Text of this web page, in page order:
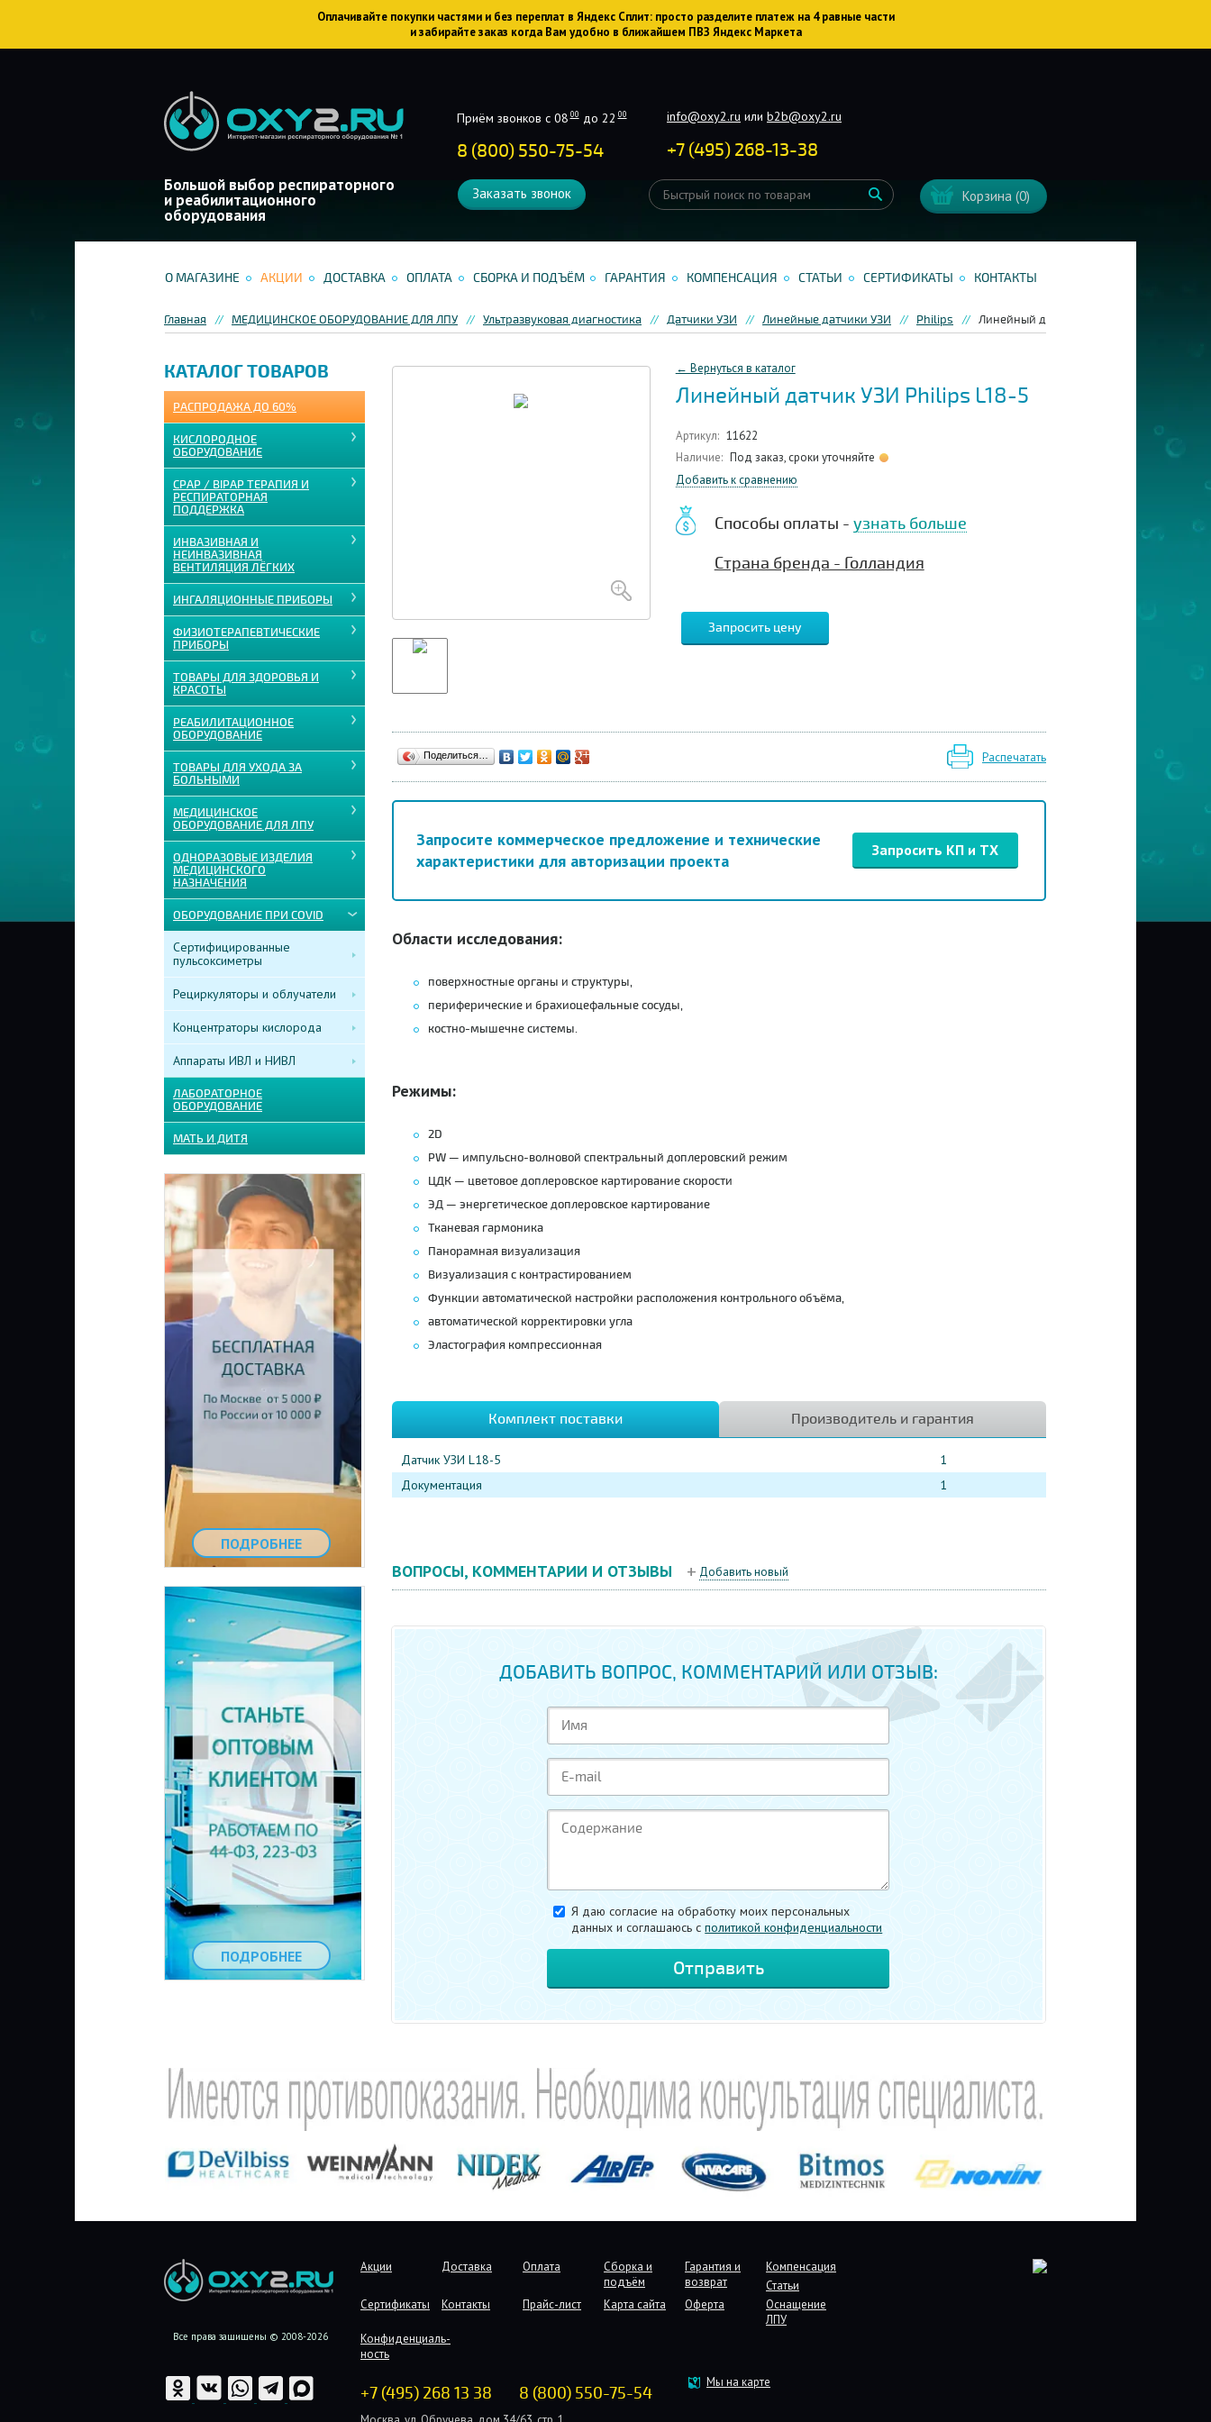
Оплачивайте покупки частями и без переплат в Яндекс Сплит: просто разделите платеж на 4 равные части
и забирайте заказ когда Вам удобно в ближайшем ПВЗ Яндекс Маркета
Большой выбор респираторного
и реабилитационного
оборудования
Приём звонков с 08 00до 22 00
8 (800) 550-75-54
info@oxy2.ru илиb2b@oxy2.ru
+7 (495) 268-13-38
Заказать звонок Корзина(0)
О МАГАЗИНЕ АКЦИИ ДОСТАВКА ОПЛАТА СБОРКА И ПОДЪЁМ ГАРАНТИЯ КОМПЕНСАЦИЯ СТАТЬИ СЕРТИФИКАТЫ КОНТАКТЫ
Главная МЕДИЦИНСКОЕ ОБОРУДОВАНИЕ ДЛЯ ЛПУ Ультразвуковая диагностика Датчики УЗИ Линейные датчики УЗИ Philips Линейный датчик УЗИ Philips L18-5
КАТАЛОГ ТОВАРОВ
РАСПРОДАЖА ДО 60%
КИСЛОРОДНОЕ
ОБОРУДОВАНИЕ
CPAP / BIPAP ТЕРАПИЯ И
РЕСПИРАТОРНАЯ
ПОДДЕРЖКА
ИНВАЗИВНАЯ И
НЕИНВАЗИВНАЯ
ВЕНТИЛЯЦИЯ ЛЁГКИХ
ИНГАЛЯЦИОННЫЕ ПРИБОРЫ
ФИЗИОТЕРАПЕВТИЧЕСКИЕ
ПРИБОРЫ
ТОВАРЫ ДЛЯ ЗДОРОВЬЯ И
КРАСОТЫ
РЕАБИЛИТАЦИОННОЕ
ОБОРУДОВАНИЕ
ТОВАРЫ ДЛЯ УХОДА ЗА
БОЛЬНЫМИ
МЕДИЦИНСКОЕ
ОБОРУДОВАНИЕ ДЛЯ ЛПУ
ОДНОРАЗОВЫЕ ИЗДЕЛИЯ
МЕДИЦИНСКОГО
НАЗНАЧЕНИЯ
ОБОРУДОВАНИЕ ПРИ COVID
Сертифицированные
пульсоксиметры
Рециркуляторы и облучатели
Концентраторы кислорода
Аппараты ИВЛ и НИВЛ
ЛАБОРАТОРНОЕ
ОБОРУДОВАНИЕ
МАТЬ И ДИТЯ
ПОДРОБНЕЕ
ПОДРОБНЕЕ
← Вернуться в каталог
Линейный датчик УЗИ Philips L18-5
Артикул: 11622
Наличие: Под заказ, сроки уточняйте
Добавить к сравнению
Способы оплаты - узнать больше
Страна бренда - Голландия
Запросить цену
Поделиться… Распечатать
Запросите коммерческое предложение и технические
характеристики для авторизации проекта
Запросить КП и ТХ
Области исследования:
поверхностные органы и структуры,
периферические и брахиоцефальные сосуды,
костно-мышечне системы.
Режимы:
2D
PW — импульсно-волновой спектральный доплеровский режим
ЦДК — цветовое доплеровское картирование скорости
ЭД — энергетическое доплеровское картирование
Тканевая гармоника
Панорамная визуализация
Визуализация с контрастированием
Функции автоматической настройки расположения контрольного объёма,
автоматической корректировки угла
Эластография компрессионная
Комплект поставки Производитель и гарантия
Датчик УЗИ L18-5
1
Документация
1
ВОПРОСЫ, КОММЕНТАРИИ И ОТЗЫВЫ Добавить новый
ДОБАВИТЬ ВОПРОС, КОММЕНТАРИЙ ИЛИ ОТЗЫВ:
Я даю согласие на обработку моих персональных
данных и соглашаюсь cполитикой конфиденциальности
Все права защищены © 2008-2026
Акции Доставка Оплата
Сборка и
подъём
Гарантия и
возврат
Компенсация
Статьи
Сертификаты
Контакты Прайс-лист Карта сайта Оферта
Оснащение
ЛПУ
Конфиденциаль-
ность
+7 (495) 268 13 38 8 (800) 550-75-54
Мы на карте